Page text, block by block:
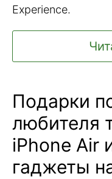
Experience.
Подарки
любителя
iPhone Air
гаджеты